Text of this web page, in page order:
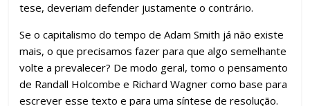
tese, deveriam defender justamente o contrário.
Se o capitalismo do tempo de Adam Smith já não existe
mais, o que precisamos fazer para que algo semelhante
volte a prevalecer? De modo geral, tomo o pensamento
de Randall Holcombe e Richard Wagner como base para
escrever esse texto e para uma síntese de resolução.